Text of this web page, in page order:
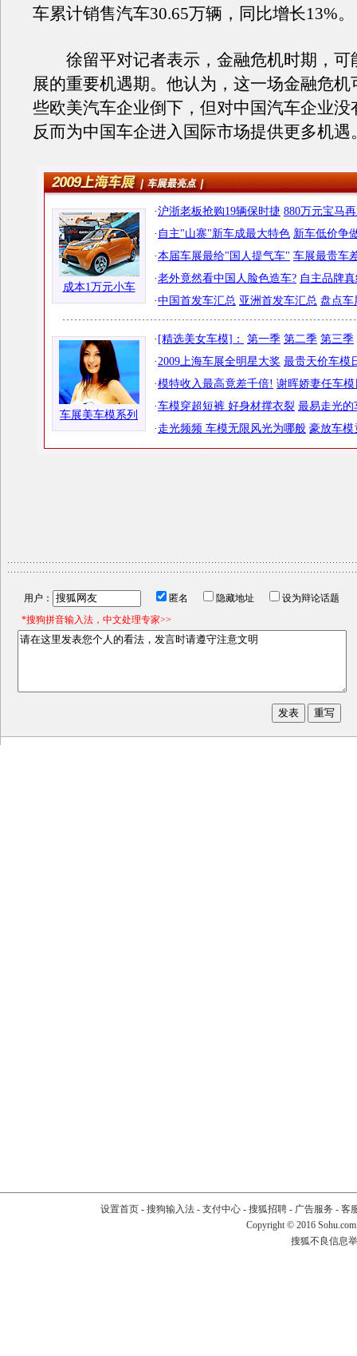
车累计销售汽车30.65万辆，同比增长13%。
徐留平对记者表示，金融危机时期，可
展的重要机遇期。他认为，这一场金融危机
些欧美汽车企业倒下，但对中国汽车企业没
反而为中国车企进入国际市场提供更多机遇
成本1万元小车
·沪浙老板抢购19辆保时捷 880万元宝马
· 自主"山寨"新车成最大特色 新车低价争
·本届车展最给"国人提气车" 车展最贵车
·老外竟然看中国人脸色造车? 自主品牌
·中国首发车汇总 亚洲首发车汇总 盘点车
车展美车模系列
· [精选美女车模]： 第一季 第二季 第三季
·2009上海车展全明星大奖 最贵天价车模
·模特收入最高竟差千倍! 谢晖娇妻任车
·车模穿超短裤 好身材撑衣裂 最易走光的
· 走光频频 车模无限风光为哪般 豪放车模
用户： 匿名 隐藏地址
设为辩论话题
*搜狗拼音输入法，中文处理专家>>
设置首页- 搜狗输入法- 支付中心- 搜狐招聘- 广告服务 - 客
Copyright © 2016
搜狐不良信息